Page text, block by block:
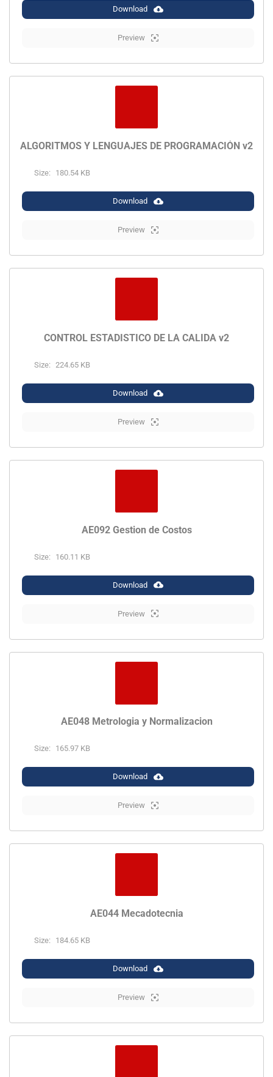
Download
Preview
ALGORITMOS Y LENGUAJES DE PROGRAMACIÓN v2
Size: 180.54 KB
Download
Preview
CONTROL ESTADISTICO DE LA CALIDA v2
Size: 224.65 KB
Download
Preview
AE092 Gestion de Costos
Size: 160.11 KB
Download
Preview
AE048 Metrologia y Normalizacion
Size: 165.97 KB
Download
Preview
AE044 Mecadotecnia
Size: 184.65 KB
Download
Preview